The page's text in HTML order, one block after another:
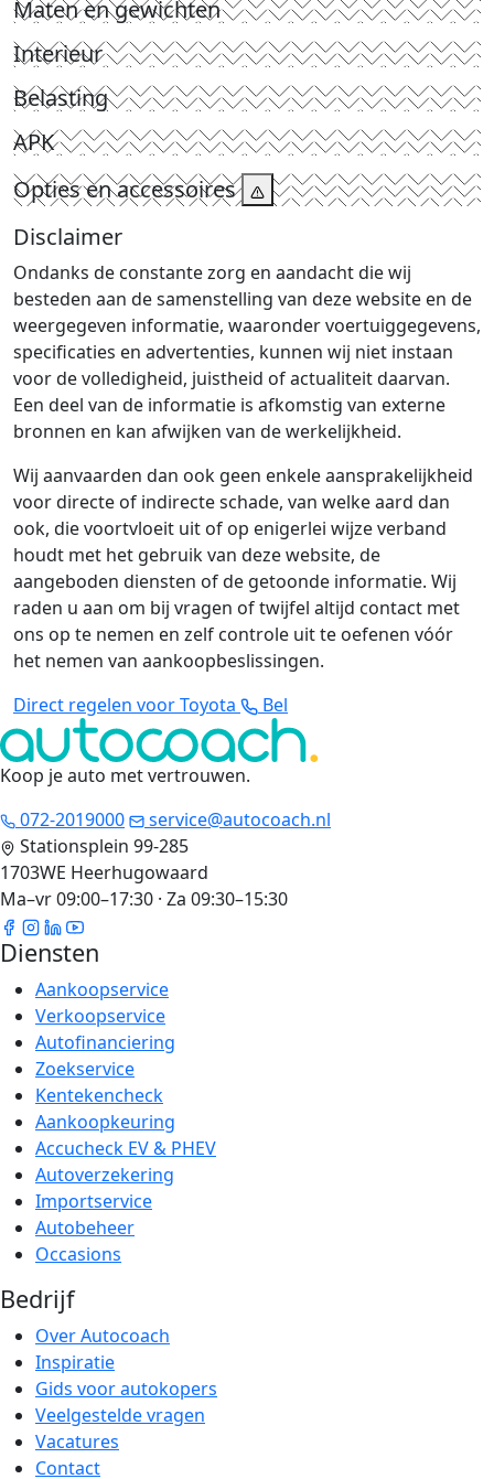
Maten en gewichten
Interieur
Belasting
APK
Opties en accessoires
Disclaimer
Ondanks de constante zorg en aandacht die wij
besteden aan de samenstelling van deze website en de
weergegeven informatie, waaronder voertuiggegevens,
specificaties en advertenties, kunnen wij niet instaan
voor de volledigheid, juistheid of actualiteit daarvan.
Een deel van de informatie is afkomstig van externe
bronnen en kan afwijken van de werkelijkheid.
Wij aanvaarden dan ook geen enkele aansprakelijkheid
voor directe of indirecte schade, van welke aard dan
ook, die voortvloeit uit of op enigerlei wijze verband
houdt met het gebruik van deze website, de
aangeboden diensten of de getoonde informatie. Wij
raden u aan om bij vragen of twijfel altijd contact met
ons op te nemen en zelf controle uit te oefenen vóór
het nemen van aankoopbeslissingen.
Direct regelen voor Toyota
Bel
Koop je auto met vertrouwen.
072-2019000
service@autocoach.nl
Stationsplein 99-285
1703WE Heerhugowaard
Ma–vr 09:00–17:30 · Za 09:30–15:30
Diensten
Aankoopservice
Verkoopservice
Autofinanciering
Zoekservice
Kentekencheck
Aankoopkeuring
Accucheck EV & PHEV
Autoverzekering
Importservice
Autobeheer
Occasions
Bedrijf
Over Autocoach
Inspiratie
Gids voor autokopers
Veelgestelde vragen
Vacatures
Contact